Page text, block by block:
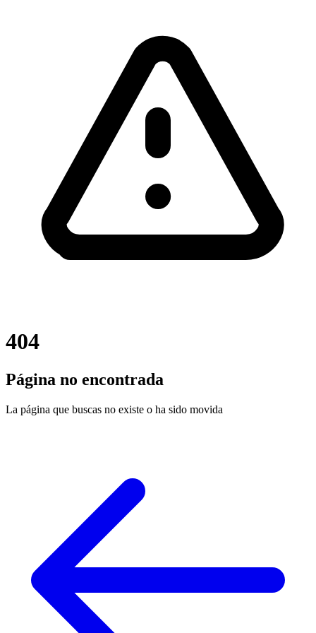
404
Página no encontrada
La página que buscas no existe o ha sido movida